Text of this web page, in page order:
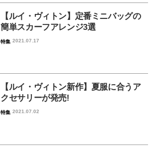
【ルイ・ヴィトン】定番ミニバッグの
簡単スカーフアレンジ3選
特集 2021.07.17
【ルイ・ヴィトン新作】夏服に合うア
クセサリーが発売!
特集 2021.07.02